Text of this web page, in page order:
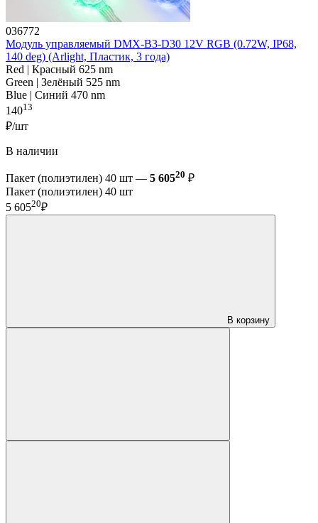
036772
Модуль управляемый DMX-B3-D30 12V RGB (0.72W, IP68,
140 deg) (Arlight, Пластик, 3 года)
Red | Красный 625 nm
Green | Зелёный 525 nm
Blue | Синий 470 nm
14013
₽/шт
В наличии
Пакет (полиэтилен) 40 шт — 5 60520 ₽
Пакет (полиэтилен) 40 шт
5 60520₽
В корзину